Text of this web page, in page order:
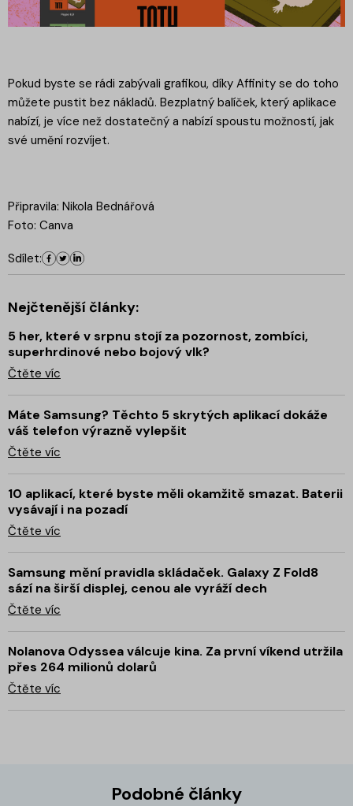
Pokud byste se rádi zabývali grafikou, díky Affinity se do toho
můžete pustit bez nákladů. Bezplatný balíček, který aplikace
nabízí, je více než dostatečný a nabízí spoustu možností, jak
své umění rozvíjet.
Připravila: Nikola Bednářová
Foto: Canva
Sdílet:
Nejčtenější články:
5 her, které v srpnu stojí za pozornost, zombíci,
superhrdinové nebo bojový vlk?
Čtěte víc
Máte Samsung? Těchto 5 skrytých aplikací dokáže
váš telefon výrazně vylepšit
Čtěte víc
10 aplikací, které byste měli okamžitě smazat. Baterii
vysávají i na pozadí
Čtěte víc
Samsung mění pravidla skládaček. Galaxy Z Fold8
sází na širší displej, cenou ale vyráží dech
Čtěte víc
Nolanova Odyssea válcuje kina. Za první víkend utržila
přes 264 milionů dolarů
Čtěte víc
Podobné články